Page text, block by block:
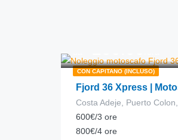
CON CAPITANO (INCLUSO)
Fjord 36 Xpress |
Costa Adeje, Puerto
600€/3 ore
800€/4 ore